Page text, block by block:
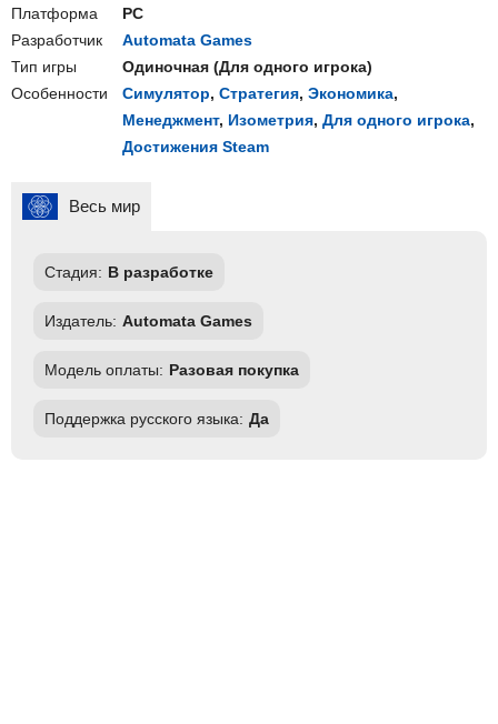
Платформа
PC
Разработчик
Automata Games
Тип игры
Одиночная (Для одного игрока)
Особенности
Симулятор, Стратегия, Экономика,
Менеджмент, Изометрия, Для одного игрока,
Достижения Steam
Весь мир
Стадия: В разработке
Издатель: Automata Games
Модель оплаты: Разовая покупка
Поддержка русского языка: Да